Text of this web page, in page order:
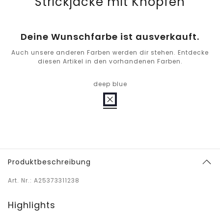
Deine Wunschfarbe ist ausverkauft.
Auch unsere anderen Farben werden dir stehen. Entdecke
diesen Artikel in den vorhandenen Farben.
deep blue
Produktbeschreibung
Art. Nr.: A25373311238
Highlights